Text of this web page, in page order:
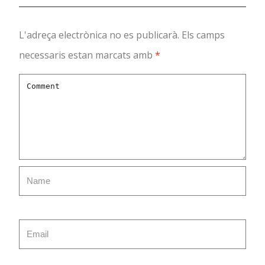
L'adreça electrònica no es publicarà. Els camps
necessaris estan marcats amb *